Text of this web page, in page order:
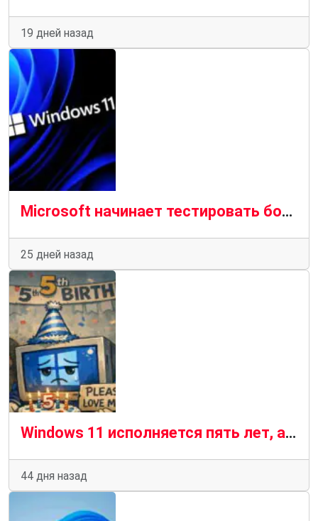
19 дней назад
Microsoft начинает тестировать более удобный поиск в Windows без рекламы
25 дней назад
Windows 11 исполняется пять лет, а доверие пользователей по-прежнему не завоевано
44 дня назад